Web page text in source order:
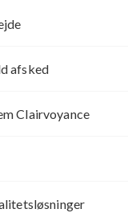
afsked
Clairvoyance